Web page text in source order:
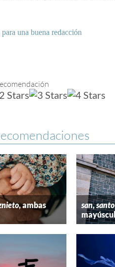
una buena redacción
, ambas
san,santo